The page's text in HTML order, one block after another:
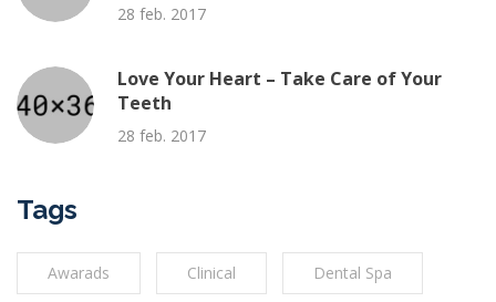
28 feb. 2017
Love Your Heart – Take Care of Your
Teeth
28 feb. 2017
Tags
Awarads Clinical Dental Spa